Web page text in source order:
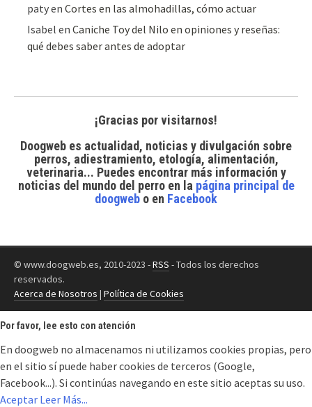
patyenCortes en las almohadillas, cómo actuar
Isabel enCaniche Toy del Nilo en opiniones y reseñas:
qué debes saber antes de adoptar
¡Gracias por visitarnos!
Doogweb es actualidad, noticias y divulgación sobre
perros, adiestramiento, etología, alimentación,
veterinaria... Puedes encontrar más información y
noticias del mundo del perroen la página principal de
doogweb o en Facebook
© www.doogweb.es, 2010-2023 -RSS - Todos los derechos
reservados.
Acerca de Nosotros | Política de Cookies
Por favor, lee esto con atención
En doogweb no almacenamos ni utilizamos cookies propias, pero
en el sitio sí puede haber cookies de terceros (Google,
Facebook...). Si continúas navegando en este sitio aceptas su uso.
Aceptar Leer Más...